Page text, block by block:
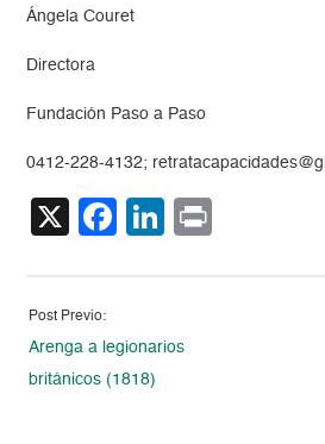
Ángela Couret
Directora
Fundación Paso a Paso
0412-228-4132;
X Facebook
LinkedIn
Post Previo:
Arenga a legionarios
británicos (1818)